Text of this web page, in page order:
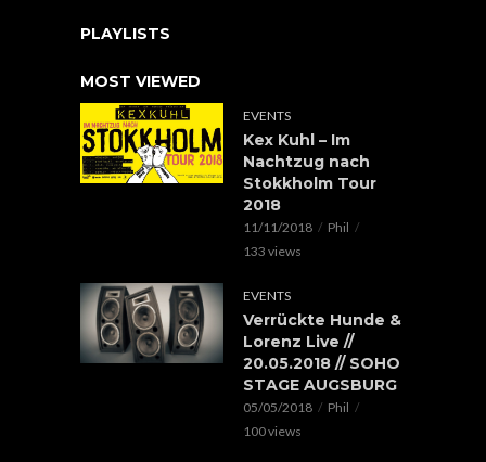
PLAYLISTS
MOST VIEWED
EVENTS
Kex Kuhl – Im
Nachtzug nach
Stokkholm Tour
2018
11/11/2018
Phil
133 views
EVENTS
Verrückte Hunde &
Lorenz Live //
20.05.2018 // SOHO
STAGE AUGSBURG
05/05/2018
Phil
100 views